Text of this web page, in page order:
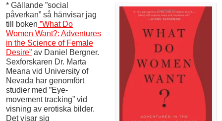
* Gällande ”social
påverkan” så hänvisar jag
till boken ”What Do
Women Want?: Adventures
in the Science of Female
Desire” av Daniel Bergner.
Sexforskaren Dr. Marta
Meana vid University of
Nevada har genomfört
studier med ”Eye-
movement tracking” vid
visning av erotiska bilder.
Det visar sig